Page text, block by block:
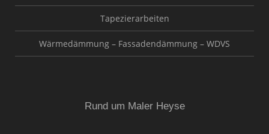
Tapezierarbeiten
Wärmedämmung – Fassadendämmung – WDVS
Rund um Maler Heyse